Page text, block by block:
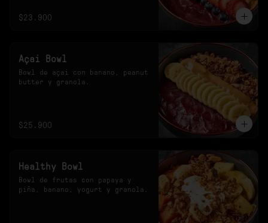
$23.900
Açai Bowl
Bowl de açai con banano, peanut
butter y granola.
$25.900
Healthy Bowl
Bowl de frutas con papaya y
piña, banano, yogurt y granola.